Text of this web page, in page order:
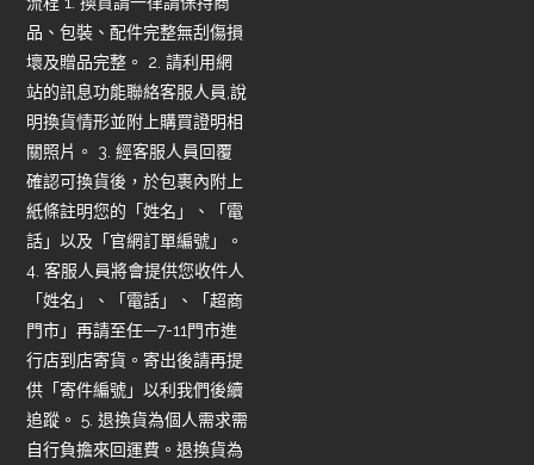
品、包裝、配件完整無刮傷損
壞及贈品完整。 2. 請利用網
站的訊息功能聯絡客服人員,說
明換貨情形並附上購買證明相
關照片。 3. 經客服人員回覆
確認可換貨後，於包裹內附上
紙條註明您的「姓名」、「電
話」以及「官網訂單編號」。
4. 客服人員將會提供您收件人
「姓名」、「電話」、「超商
門市」再請至任—7-11門市進
行店到店寄貨。寄出後請再提
供「寄件編號」以利我們後續
追蹤。 5. 退換貨為個人需求需
自行負擔來回運費。退換貨為